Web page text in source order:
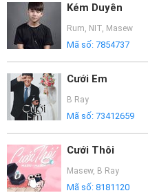
Kém Duyên
Rum, NIT, Masew
Mã số: 7854737
Cưới Em
B Ray
Mã số: 73412659
Cưới Thôi
Masew, B Ray
Mã số: 8181120